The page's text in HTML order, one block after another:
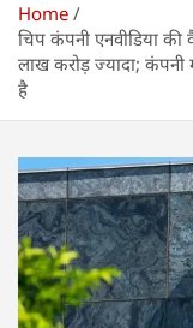
Home
चिप कंपनी एनवीडिया की
लाख करोड़ ज्यादा; कंपनी
है